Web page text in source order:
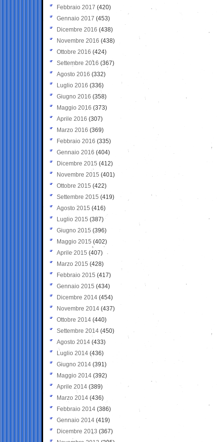
Febbraio 2017 (420)
Gennaio 2017 (453)
Dicembre 2016 (438)
Novembre 2016 (438)
Ottobre 2016 (424)
Settembre 2016 (367)
Agosto 2016 (332)
Luglio 2016 (336)
Giugno 2016 (358)
Maggio 2016 (373)
Aprile 2016 (307)
Marzo 2016 (369)
Febbraio 2016 (335)
Gennaio 2016 (404)
Dicembre 2015 (412)
Novembre 2015 (401)
Ottobre 2015 (422)
Settembre 2015 (419)
Agosto 2015 (416)
Luglio 2015 (387)
Giugno 2015 (396)
Maggio 2015 (402)
Aprile 2015 (407)
Marzo 2015 (428)
Febbraio 2015 (417)
Gennaio 2015 (434)
Dicembre 2014 (454)
Novembre 2014 (437)
Ottobre 2014 (440)
Settembre 2014 (450)
Agosto 2014 (433)
Luglio 2014 (436)
Giugno 2014 (391)
Maggio 2014 (392)
Aprile 2014 (389)
Marzo 2014 (436)
Febbraio 2014 (386)
Gennaio 2014 (419)
Dicembre 2013 (367)